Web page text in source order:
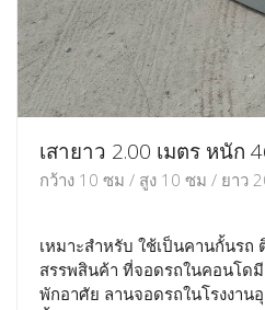
เสายาว 2.00 เมตร หนัก
กว้าง 10 ซม / สูง 10 ซม / ยาว
เหมาะสำหรับ ใช้เป็นคานกั้นรถ
สรรพสินค้า ที่จอดรถในคอนโด
พักอาศัย ลานจอดรถในโรงงาน